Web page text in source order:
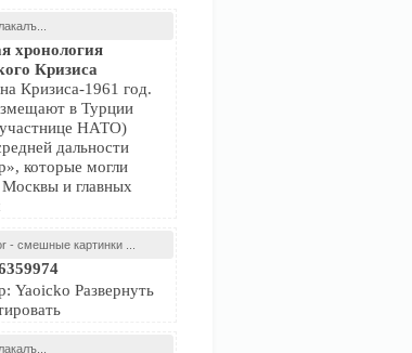
хронология
Кризиса
Кризиса-1961 год.
в Турции
НАТО)
дальности
которые могли
Москвы и главных
- смешные картинки ...
Yaoicko Развернуть